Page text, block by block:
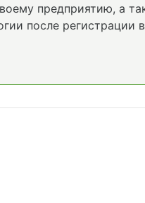
предприятию, а
после регистрации